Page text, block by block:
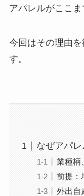
アパレルがここ
今回はその理由
す。
なぜアパ
業種柄
前提：
外出自